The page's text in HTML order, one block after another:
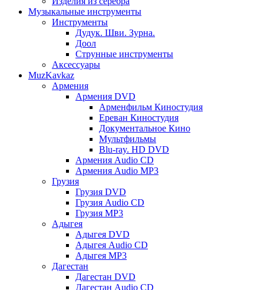
Музыкальные инструменты
Инструменты
Дудук. Шви. Зурна.
Доол
Струнные инструменты
Аксессуары
MuzKavkaz
Армения
Армения DVD
Арменфильм Киностудия
Ереван Киностудия
Документальное Кино
Мультфильмы
Blu-ray. HD DVD
Армения Audio CD
Армения Audio MP3
Грузия
Грузия DVD
Грузия Audio CD
Грузия MP3
Адыгея
Адыгея DVD
Адыгея Audio CD
Адыгея MP3
Дагестан
Дагестан DVD
Дагестан Audio CD